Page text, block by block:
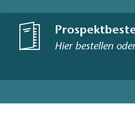
Hier bestellen